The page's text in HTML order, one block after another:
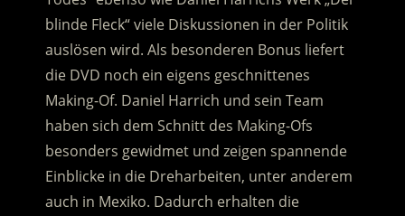
blinde Fleck“ viele Diskussionen in der Politik
auslösen wird. Als besonderen Bonus liefert
die DVD noch ein eigens geschnittenes
Making-Of. Daniel Harrich und sein Team
haben sich dem Schnitt des Making-Ofs
besonders gewidmet und zeigen spannende
Einblicke in die Dreharbeiten, unter anderem
auch in Mexiko. Dadurch erhalten die